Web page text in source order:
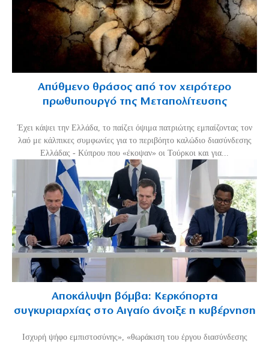
Απύθμενο θράσος από τον χειρότερο
πρωθυπουργό της Μεταπολίτευσης
Έχει κάψει την Ελλάδα, το παίζει όψιμα πατριώτης εμπαίζοντας τον
λαό με κάλπικες συμφωνίες για το περιβόητο καλώδιο διασύνδεσης
Ελλάδας - Κύπρου που «έκοψαν» οι Τούρκοι και για...
Αποκάλυψη βόμβα: Κερκόπορτα
συγκυριαρχίας στο Αιγαίο άνοιξε η κυβέρνηση
Ισχυρή ψήφο εμπιστοσύνης», «θωράκιση του έργου διασύνδεσης